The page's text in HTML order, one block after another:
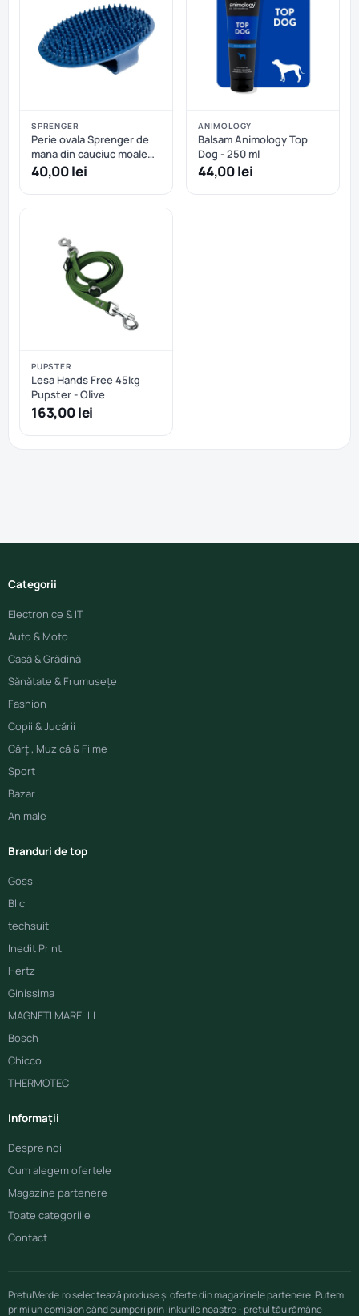
SPRENGER
Perie ovala Sprenger de
mana din cauciuc moale
Curry Comb
40,00 lei
ANIMOLOGY
Balsam Animology Top
Dog - 250 ml
44,00 lei
PUPSTER
Lesa Hands Free 45kg
Pupster - Olive
163,00 lei
Categorii
Electronice & IT
Auto & Moto
Casă & Grădină
Sănătate & Frumusețe
Fashion
Copii & Jucării
Cărți, Muzică & Filme
Sport
Bazar
Animale
Branduri de top
Gossi
Blic
techsuit
Inedit Print
Hertz
Ginissima
MAGNETI MARELLI
Bosch
Chicco
THERMOTEC
Informații
Despre noi
Cum alegem ofertele
Magazine partenere
Toate categoriile
Contact
PretulVerde.ro selectează produse și oferte din magazinele partenere. Putem
primi un comision când cumperi prin linkurile noastre - prețul tău rămâne